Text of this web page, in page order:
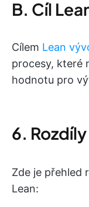
B. Cíl
Cílem Lean
procesy, které
hodnotu pro
6.
Zde je přehled
Lean: